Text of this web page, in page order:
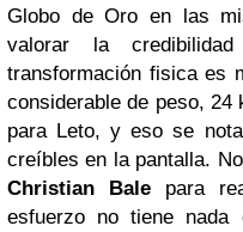
Globo de Oro en las
valorar la
transformación fisica es
considerable de peso,
para Leto, y eso se
creíbles en la pantalla.
Christian Bale para
esfuerzo no tiene nada